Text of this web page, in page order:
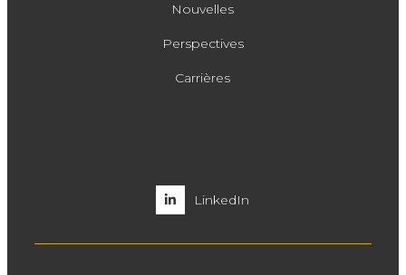
Nouvelles
Perspectives
Carrières
LinkedIn